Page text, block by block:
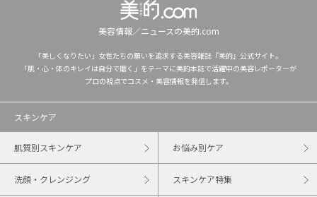
美容情報／ニュースの美的.com
「美しくなりたい」女性たちの願いを追求する美容雑誌『美的』公式サイト。
「肌・心・体のキレイは自分で磨く」をテーマに美的本誌で活躍中の美容レポーターが
プロの視点でコスメ・美容情報を発信します。
スキンケア
肌質別スキンケア お悩み別ケア
洗顔・クレンジング スキンケア特集